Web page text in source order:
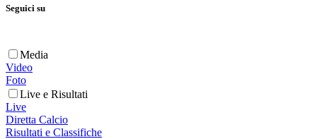
Seguici su
Media
Video
Foto
Live e Risultati
Live
Diretta Calcio
Risultati e Classifiche